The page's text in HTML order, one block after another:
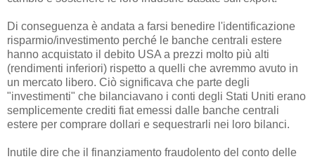
Di conseguenza è andata a farsi benedire l'identificazione
risparmio/investimento perché le banche centrali estere
hanno acquistato il debito USA a prezzi molto più alti
(rendimenti inferiori) rispetto a quelli che avremmo avuto in
un mercato libero. Ciò significava che parte degli
"investimenti" che bilanciavano i conti degli Stati Uniti erano
semplicemente crediti fiat emessi dalle banche centrali
estere per comprare dollari e sequestrarli nei loro bilanci.
Inutile dire che il finanziamento fraudolento del conto delle